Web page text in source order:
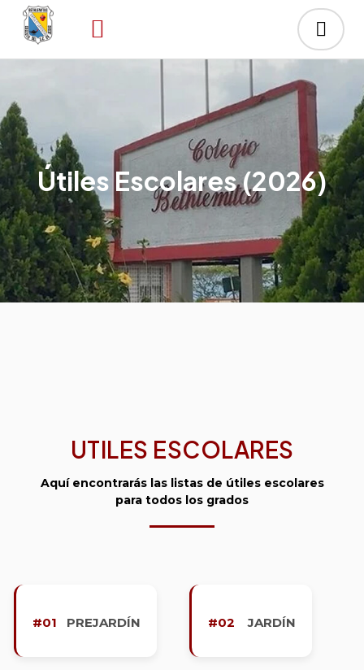
Útiles Escolares (2026)
UTILES ESCOLARES
Aquí encontrarás las listas de útiles escolares
para todos los grados
#01 PREJARDÍN #02 JARDÍN